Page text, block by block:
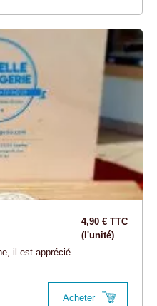
4,90 € TTC
(l'unité)
il est apprécié...
Acheter